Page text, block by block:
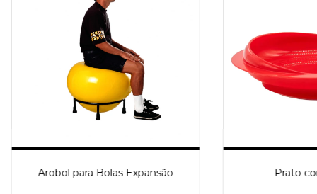
Arobol para Bolas Expansão Prato